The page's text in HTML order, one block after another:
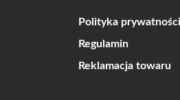
Polityka prywatności
Regulamin
Reklamacja towaru